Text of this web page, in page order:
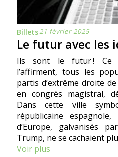
Billets21 février 2025
Le futur avec les
Ils sont le futur ! Ce
l’affirment, tous les
partis d’extrême droite
en congrès magistral,
Dans cette ville
républicaine
d’Europe, galvanisés
Trump, ne se cachaient
Voir plus